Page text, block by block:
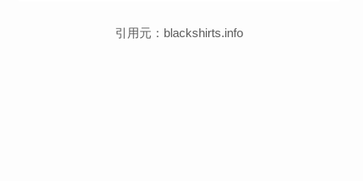
引用元：blackshirts.info